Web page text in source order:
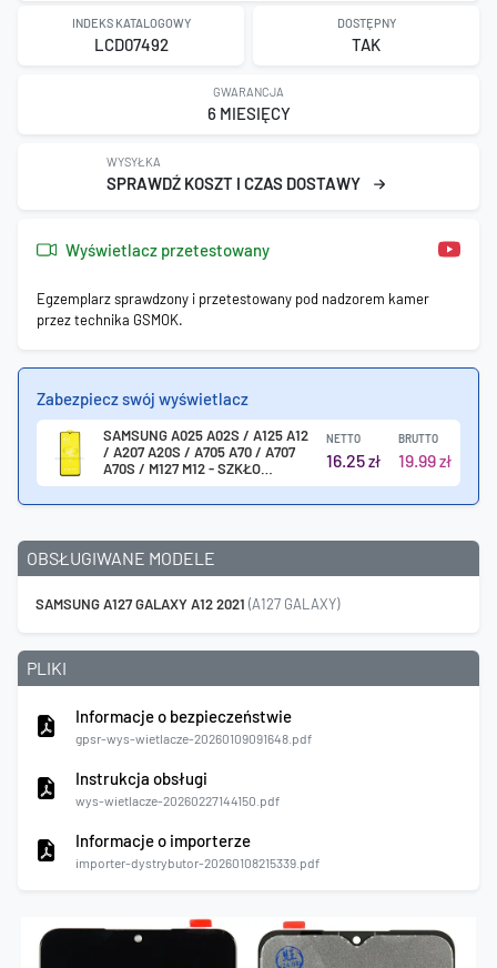
INDEKS KATALOGOWY
LCD07492
DOSTĘPNY
TAK
GWARANCJA
6 MIESIĘCY
WYSYŁKA
SPRAWDŹ KOSZT I CZAS DOSTAWY
Wyświetlacz przetestowany
Egzemplarz sprawdzony i przetestowany pod nadzorem kamer
przez technika GSMOK.
Zabezpiecz swój wyświetlacz
SAMSUNG A025 A02S / A125 A12
/ A207 A20S / A705 A70 / A707
A70S / M127 M12 - SZKŁO
HARTOWANE 0.3MM 5D CZARNE
NETTO
16.25zł
BRUTTO
19.99zł
OBSŁUGIWANE MODELE
SAMSUNG A127 GALAXY A12 2021 (A127 GALAXY)
PLIKI
Informacje o bezpieczeństwie
gpsr-wys-wietlacze-20260109091648.pdf
Instrukcja obsługi
wys-wietlacze-20260227144150.pdf
Informacje o importerze
importer-dystrybutor-20260108215339.pdf